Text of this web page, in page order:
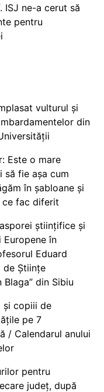
ISJ ne-a cerut să
pentru
vulturul și
din
Este o mare
să fie așa cum
în șabloane și
ce fac diferit
științifice și
Europene în
Eduard
de Științe
din Sibiu
și copiii de
pe 7
/ Calendarul anului
pentru
județ, după